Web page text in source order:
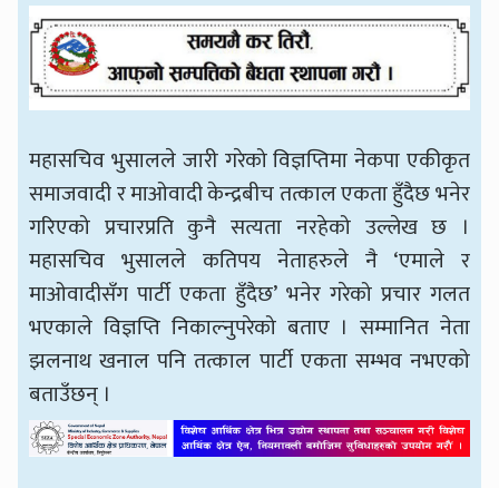
महासचिव भुसालले जारी गरेको विज्ञप्तिमा नेकपा एकीकृत
समाजवादी र माओवादी केन्द्रबीच तत्काल एकता हुँदैछ भनेर
गरिएको प्रचारप्रति कुनै सत्यता नरहेको उल्लेख छ ।
महासचिव भुसालले कतिपय नेताहरुले नै ‘एमाले र
माओवादीसँग पार्टी एकता हुँदैछ’ भनेर गरेको प्रचार गलत
भएकाले विज्ञप्ति निकाल्नुपरेको बताए । सम्मानित नेता
झलनाथ खनाल पनि तत्काल पार्टी एकता सम्भव नभएको
बताउँछन् ।